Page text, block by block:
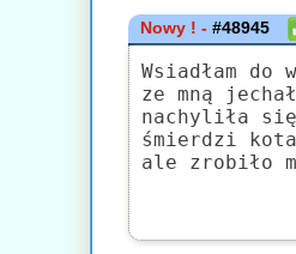
Nowy ! -#48945
Wsiadłam
ze mną
nachyliła
śmierdzi
ale zrobiło